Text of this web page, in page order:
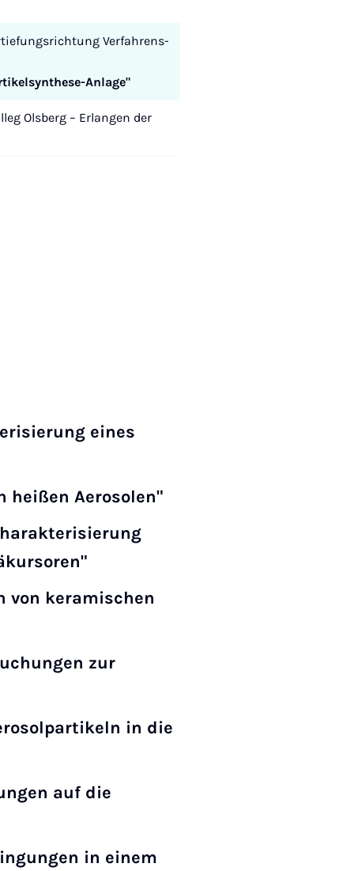
Verfahrens-
Anlage"
Olsberg – Erlangen der
eines
heißen Aerosolen"
von keramischen
zur
in die
auf die
in einem